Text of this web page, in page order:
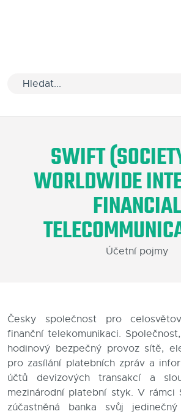
Varianty software
Školení
Podpora
Kontakty
SWIFT
WORLDWIDE
FINANCIAL
Účetní pojmy
Česky společnost pro
finanční telekomunikaci.
hodinový bezpečný provoz sítě,
pro zasílání platebních zpráv a
účtů devizových transakcí a
mezinárodní platební styk. V rámci
zúčastněná banka svůj